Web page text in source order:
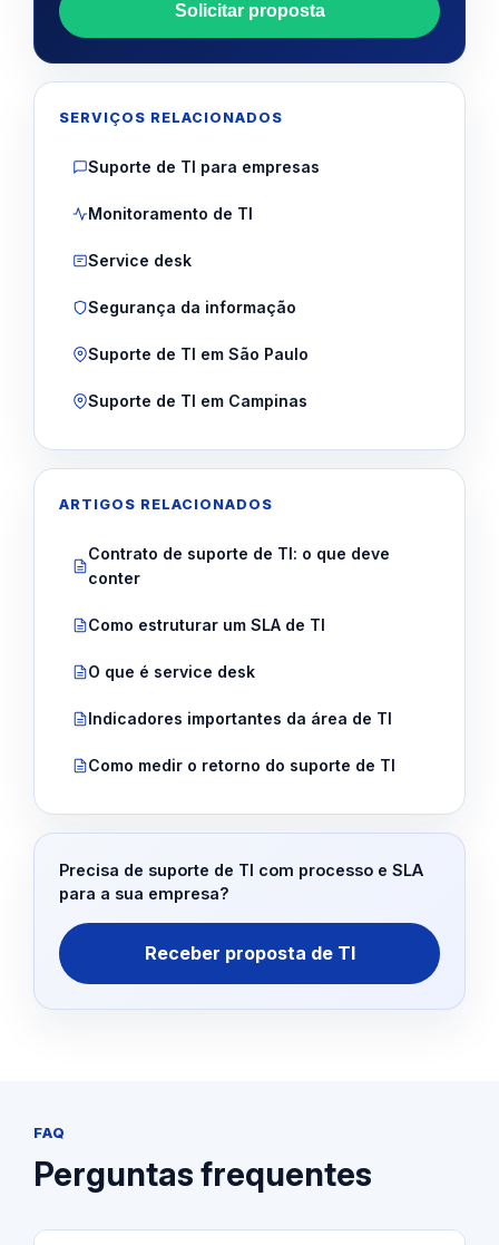
Solicitar proposta
SERVIÇOS RELACIONADOS
Suporte de TI para empresas
Monitoramento de TI
Service desk
Segurança da informação
Suporte de TI em São Paulo
Suporte de TI em Campinas
ARTIGOS RELACIONADOS
Contrato de suporte de TI: o que deve
conter
Como estruturar um SLA de TI
O que é service desk
Indicadores importantes da área de TI
Como medir o retorno do suporte de TI
Precisa de suporte de TI com processo e SLA
para a sua empresa?
Receber proposta de TI
FAQ
Perguntas frequentes